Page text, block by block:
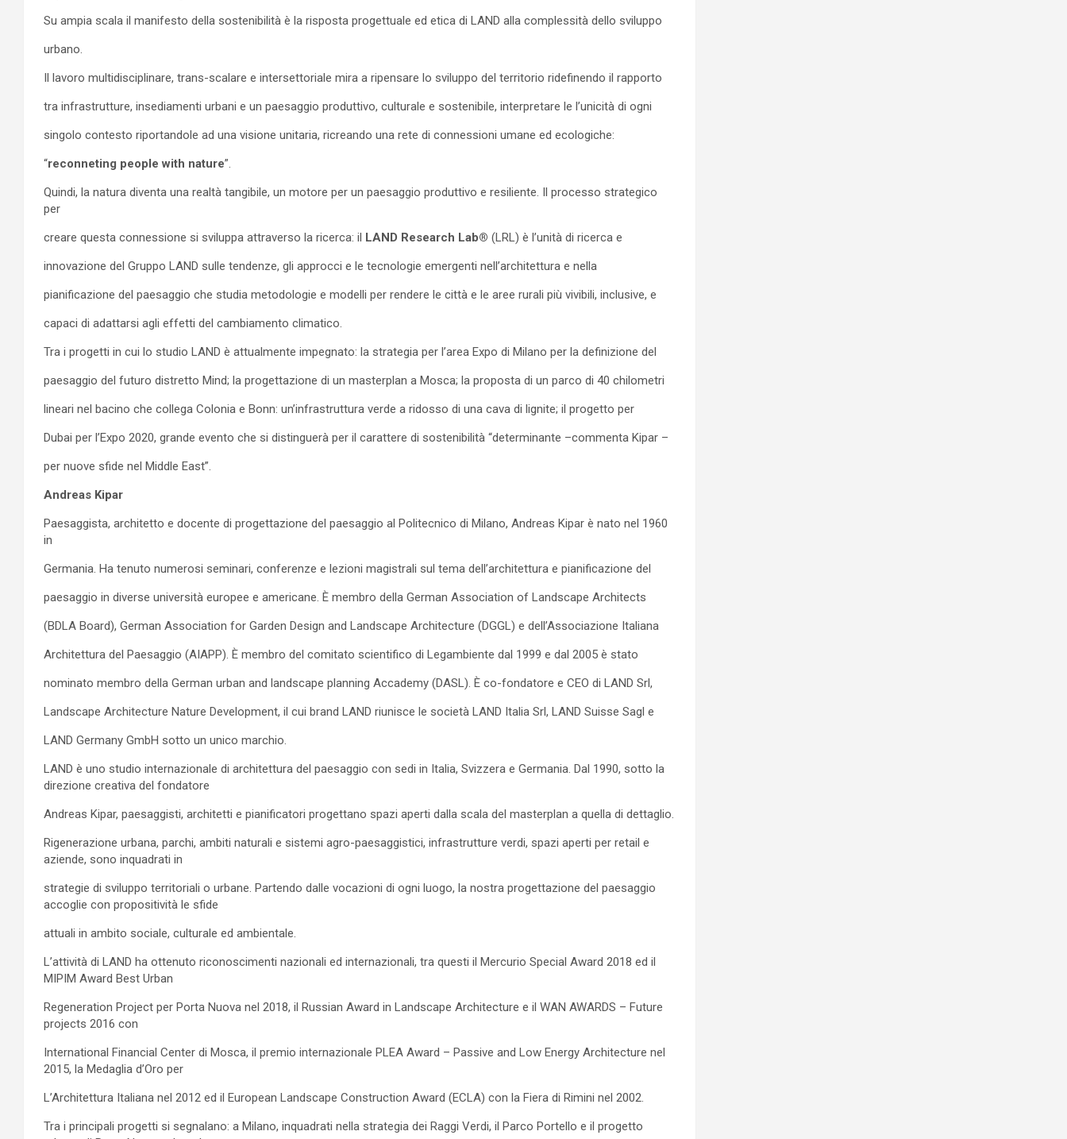
Su ampia scala il manifesto della sostenibilità è la risposta progettuale ed etica di LAND alla complessità dello sviluppo
urbano.
Il lavoro multidisciplinare, trans-scalare e intersettoriale mira a ripensare lo sviluppo del territorio ridefinendo il rapporto
tra infrastrutture, insediamenti urbani e un paesaggio produttivo, culturale e sostenibile, interpretare le l’unicità di ogni
singolo contesto riportandole ad una visione unitaria, ricreando una rete di connessioni umane ed ecologiche:
“reconneting people with nature”.
Quindi, la natura diventa una realtà tangibile, un motore per un paesaggio produttivo e resiliente. Il processo strategico
per
creare questa connessione si sviluppa attraverso la ricerca: il LAND Research Lab® (LRL) è l’unità di ricerca e
innovazione del Gruppo LAND sulle tendenze, gli approcci e le tecnologie emergenti nell’architettura e nella
pianificazione del paesaggio che studia metodologie e modelli per rendere le città e le aree rurali più vivibili, inclusive, e
capaci di adattarsi agli effetti del cambiamento climatico.
Tra i progetti in cui lo studio LAND è attualmente impegnato: la strategia per l’area Expo di Milano per la definizione del
paesaggio del futuro distretto Mind; la progettazione di un masterplan a Mosca; la proposta di un parco di 40 chilometri
lineari nel bacino che collega Colonia e Bonn: un’infrastruttura verde a ridosso di una cava di lignite; il progetto per
Dubai per l’Expo 2020, grande evento che si distinguerà per il carattere di sostenibilità “determinante –commenta Kipar –
per nuove sfide nel Middle East”.
Andreas Kipar
Paesaggista, architetto e docente di progettazione del paesaggio al Politecnico di Milano, Andreas Kipar è nato nel 1960
in
Germania. Ha tenuto numerosi seminari, conferenze e lezioni magistrali sul tema dell’architettura e pianificazione del
paesaggio in diverse università europee e americane. È membro della German Association of Landscape Architects
(BDLA Board), German Association for Garden Design and Landscape Architecture (DGGL) e dell’Associazione Italiana
Architettura del Paesaggio (AIAPP). È membro del comitato scientifico di Legambiente dal 1999 e dal 2005 è stato
nominato membro della German urban and landscape planning Accademy (DASL). È co-fondatore e CEO di LAND Srl,
Landscape Architecture Nature Development, il cui brand LAND riunisce le società LAND Italia Srl, LAND Suisse Sagl e
LAND Germany GmbH sotto un unico marchio.
LAND è uno studio internazionale di architettura del paesaggio con sedi in Italia, Svizzera e Germania. Dal 1990, sotto la
direzione creativa del fondatore
Andreas Kipar, paesaggisti, architetti e pianificatori progettano spazi aperti dalla scala del masterplan a quella di dettaglio.
Rigenerazione urbana, parchi, ambiti naturali e sistemi agro-paesaggistici, infrastrutture verdi, spazi aperti per retail e
aziende, sono inquadrati in
strategie di sviluppo territoriali o urbane. Partendo dalle vocazioni di ogni luogo, la nostra progettazione del paesaggio
accoglie con propositività le sfide
attuali in ambito sociale, culturale ed ambientale.
L’attività di LAND ha ottenuto riconoscimenti nazionali ed internazionali, tra questi il Mercurio Special Award 2018 ed il
MIPIM Award Best Urban
Regeneration Project per Porta Nuova nel 2018, il Russian Award in Landscape Architecture e il WAN AWARDS – Future
projects 2016 con
International Financial Center di Mosca, il premio internazionale PLEA Award – Passive and Low Energy Architecture nel
2015, la Medaglia d’Oro per
L’Architettura Italiana nel 2012 ed il European Landscape Construction Award (ECLA) con la Fiera di Rimini nel 2002.
Tra i principali progetti si segnalano: a Milano, inquadrati nella strategia dei Raggi Verdi, il Parco Portello e il progetto